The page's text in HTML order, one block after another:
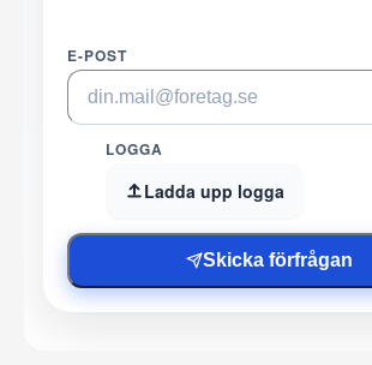
E-POST
LOGGA
Ladda upp logga
Skicka förfrågan